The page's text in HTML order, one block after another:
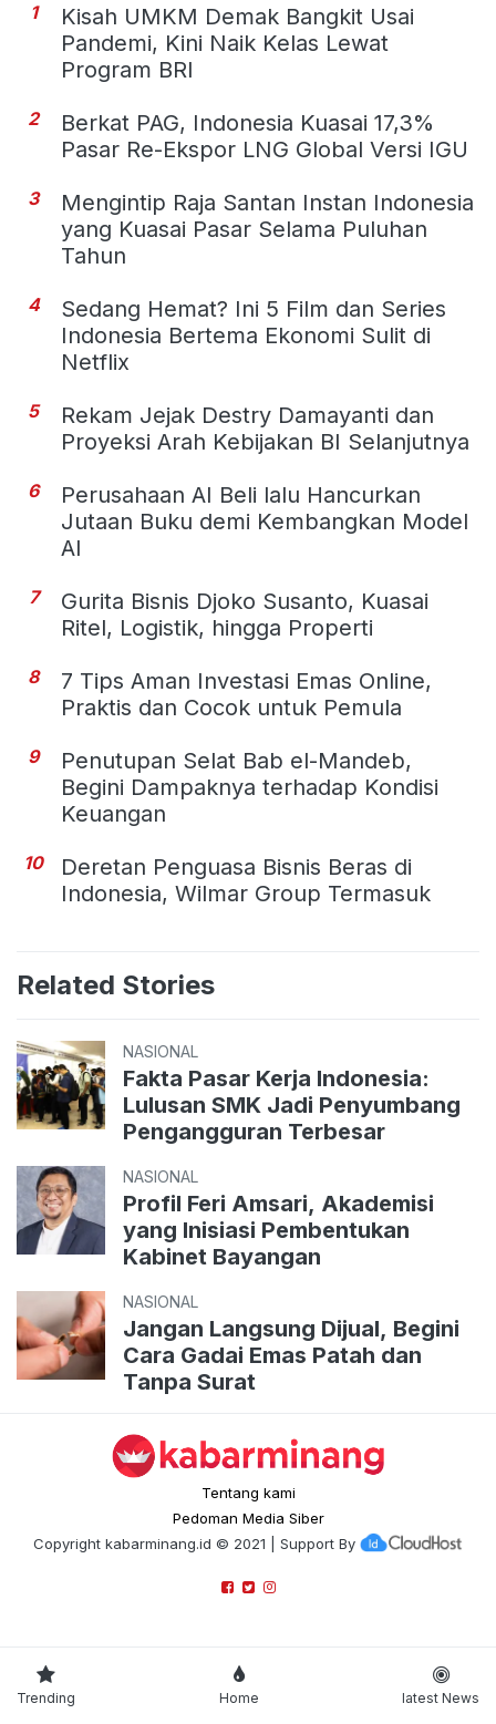
1
Kisah UMKM Demak Bangkit Usai
Pandemi, Kini Naik Kelas Lewat
Program BRI
2
Berkat PAG, Indonesia Kuasai 17,3%
Pasar Re-Ekspor LNG Global Versi IGU
3
Mengintip Raja Santan Instan Indonesia
yang Kuasai Pasar Selama Puluhan
Tahun
4
Sedang Hemat? Ini 5 Film dan Series
Indonesia Bertema Ekonomi Sulit di
Netflix
5
Rekam Jejak Destry Damayanti dan
Proyeksi Arah Kebijakan BI Selanjutnya
6
Perusahaan AI Beli lalu Hancurkan
Jutaan Buku demi Kembangkan Model
AI
7
Gurita Bisnis Djoko Susanto, Kuasai
Ritel, Logistik, hingga Properti
8
7 Tips Aman Investasi Emas Online,
Praktis dan Cocok untuk Pemula
9
Penutupan Selat Bab el-Mandeb,
Begini Dampaknya terhadap Kondisi
Keuangan
10
Deretan Penguasa Bisnis Beras di
Indonesia, Wilmar Group Termasuk
Related Stories
NASIONAL
Fakta Pasar Kerja Indonesia:
Lulusan SMK Jadi Penyumbang
Pengangguran Terbesar
NASIONAL
Profil Feri Amsari, Akademisi
yang Inisiasi Pembentukan
Kabinet Bayangan
NASIONAL
Jangan Langsung Dijual, Begini
Cara Gadai Emas Patah dan
Tanpa Surat
Tentang kami
Pedoman Media Siber
Copyright kabarminang.id © 2021 | Support By
Trending Home latest News